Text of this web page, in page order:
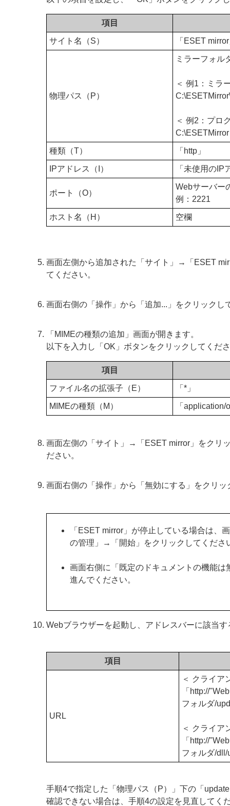
項目
サイト名（S） 「ESET
物理パス（P）
ミラーフォル
＜ 例1：ミラ
＜ 例2：プロ
C:\ESETMirror
種類（T） 「http」
IPアドレス（I） 「未使用のIP
ポート（O）
Webサーバー
例：2221
ホスト名（H） 空欄
画面左側から追加された「サイト」→「ESET
てください。
画面右側の「操作」から「追加...」をクリックし
「MIMEの種類の追加」画面が開きます。
以下を入力し「OK」ボタンをクリックしてくだ
項目
ファイル名の拡張子（E） 「*」
MIMEの種類（M） 「application/
画面左側の「サイト」→「ESET mirror」をクリ
ださい。
画面右側の「操作」から「無効にする」をクリッ
「ESET mirror」が停止している場合は
の管理」→「開始」をクリックしてくださ
画面右側に「既定のドキュメントの機能
進んでください。
Webブラウザーを起動し、アドレスバーに該当
項目
URL
＜ クライア
「http://
フォルダ/
＜ クライア
「http://
フォルダ/dll/
手順4で指定した「物理パス（P）」下の「
確認できない場合は、手順4の設定を見直してく